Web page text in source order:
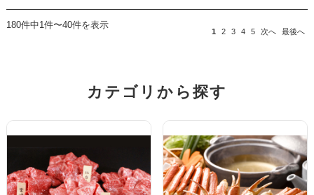
180件中1件〜40件を表示
1 2 3 4 5 次へ 最後へ
カテゴリから探す